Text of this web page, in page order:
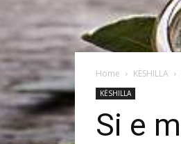
Home KËSHILLA
KËSHILLA
Si e